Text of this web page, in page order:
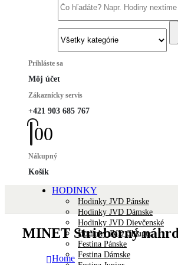
Prihláste sa
Môj účet
Zákaznícky servis
+421 903 685 767
00
Nákupný
Košík
HODINKY
Hodinky JVD Pánske
Hodinky JVD Dámske
Hodinky JVD Dievčenské
Hodinky JVD Chlapec
Festina Pánske
Festina Dámske
MINET Strieborný
Home